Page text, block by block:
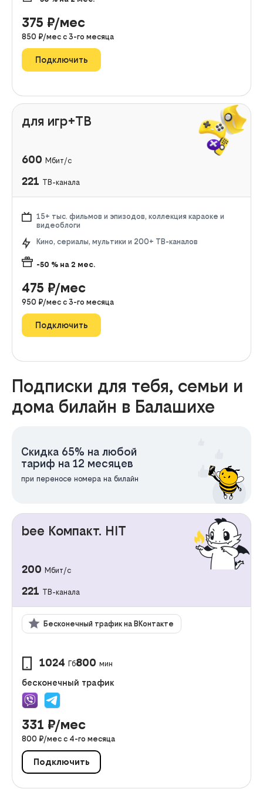
375 ₽/мес
850 ₽/мес с 3-го месяца
Подключить
для игр+ТВ
600 Мбит/с
221 ТВ-канала
15+ тыс. фильмов и эпизодов, коллекция караоке и
видеоблоги
Кино, сериалы, мультики и 200+ ТВ-каналов
-50 % на 2 мес.
475 ₽/мес
950 ₽/мес с 3-го месяца
Подключить
Подписки для тебя, семьи и
дома билайн в Балашихе
Скидка 65% на любой
тариф на 12 месяцев
при переносе номера на билайн
bee Компакт. HIT
200 Мбит/с
221 ТВ-канала
Бесконечный трафик на ВКонтакте
1024 Гб800 мин
бесконечный трафик
331 ₽/мес
800 ₽/мес с 4-го месяца
Подключить